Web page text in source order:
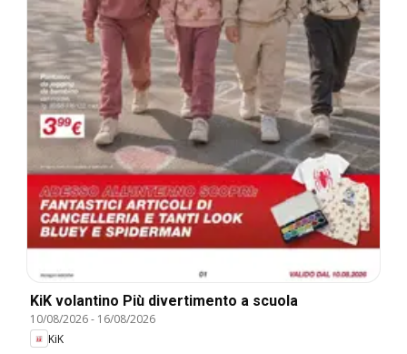
KiK volantino Più divertimento a scuola
10/08/2026- 16/08/2026
KiK